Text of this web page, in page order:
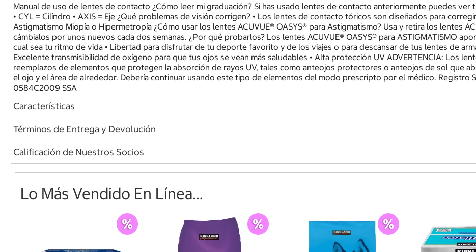
Manual de uso de lentes de contacto ¿Cómo leer mi graduación? Si has usado lentes de contacto anteriormente puedes ver
• CYL = Cilíndro • AXIS = Eje ¿Qué problemas de visión corrigen? • Los lentes de contacto tóricos son diseñados para
Astigmatismo Miopía o Hipermetropía ¿Cómo usar los lentes ACUVUE® OASYS® para Astigmatismo? Usa y retira los lentes
cámbialos por unos nuevos cada dos semanas. ¿Por qué probarlos? Los lentes ACUVUE® OASYS® para ASTIGMATISMO
cual sea tu ritmo de vida • Libertad para disfrutar de tu deporte favorito y de los viajes o para descansar de tus lentes de
Excelente transmisibilidad de oxígeno para que tus ojos se vean más saludables • Alta protección UV ADVERTENCIA: Los
reemplazos de elementos que protegen la absorción de rayos UV, tales como anteojos protectores o anteojos de sol que
el ojo y el área de alrededor. Debería continuar usando este tipo de elementos del modo prescripto por el médico. Registro
0584C2009 SSA
Características
Términos de Entrega y Devolución
Calificación de Nuestros Socios
Lo Más Vendido En Línea...